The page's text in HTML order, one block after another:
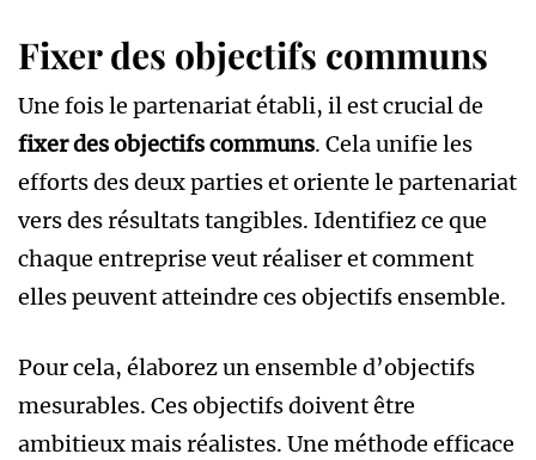
Fixer des objectifs communs
Une fois le partenariat établi, il est crucial de
fixer des objectifs communs. Cela unifie les
efforts des deux parties et oriente le partenariat
vers des résultats tangibles. Identifiez ce que
chaque entreprise veut réaliser et comment
elles peuvent atteindre ces objectifs ensemble.
Pour cela, élaborez un ensemble d’objectifs
mesurables. Ces objectifs doivent être
ambitieux mais réalistes. Une méthode efficace